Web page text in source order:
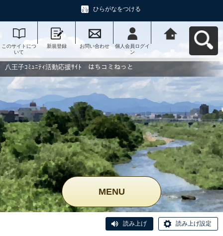
ひらがなをつける
このサイトにつ
いて
新規登録 お問い合わせ
個人会員ログイ
ン
動応援ｻｲﾄ はち
コミねっとへ戻
八王子ｺﾐｭﾆﾃｨ活動応援ｻｲﾄ はちコミねっと
MENU
読み上げ 読み上げ設定